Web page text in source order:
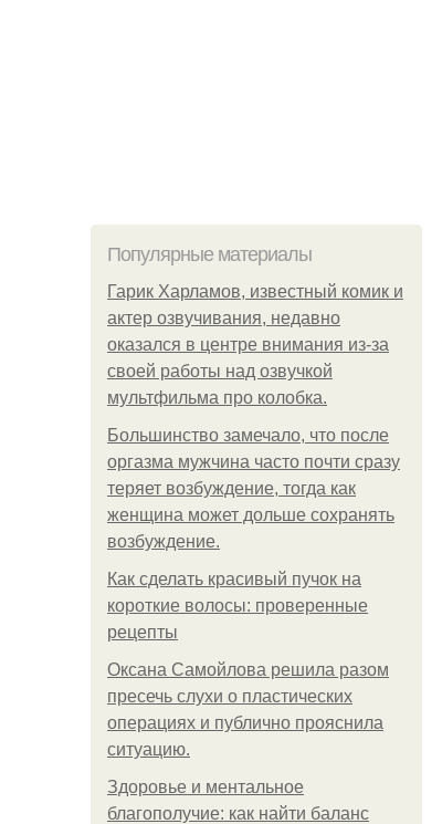
Популярные материалы
Гарик Харламов, известный комик и
актер озвучивания, недавно
оказался в центре внимания из-за
своей работы над озвучкой
мультфильма про колобка.
Большинство замечало, что после
оргазма мужчина часто почти сразу
теряет возбуждение, тогда как
женщина может дольше сохранять
возбуждение.
Как сделать красивый пучок на
короткие волосы: проверенные
рецепты
Оксана Самойлова решила разом
пресечь слухи о пластических
операциях и публично прояснила
ситуацию.
Здоровье и ментальное
благополучие: как найти баланс